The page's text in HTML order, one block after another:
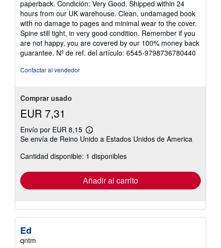
vendedor:
5
de
5
estrellas
paperback. Condición: Very Good. Shipped within 24
hours from our UK warehouse. Clean, undamaged book
with no damage to pages and minimal wear to the cover.
Spine still tight, in very good condition. Remember if you
are not happy, you are covered by our 100% money back
guarantee. Nº de ref. del artículo: 6545-9798736780440
Contactar al vendedor
Comprar usado
EUR 7,31
Envío por EUR 8,15
Más
información
las
tarifas
envío
Se envía de Reino Unido a Estados Unidos de America
Cantidad disponible: 1 disponibles
Añadir al carrito
Ed
qntm